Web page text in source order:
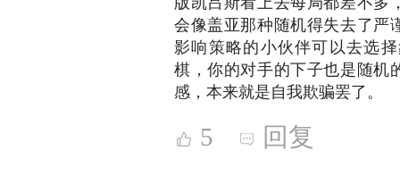
会像盖亚那种随机得失去了严
影响策略的小伙伴可以去选
棋，你的对手的下子也是随机
感，本来就是自我欺骗罢了。
5 回复